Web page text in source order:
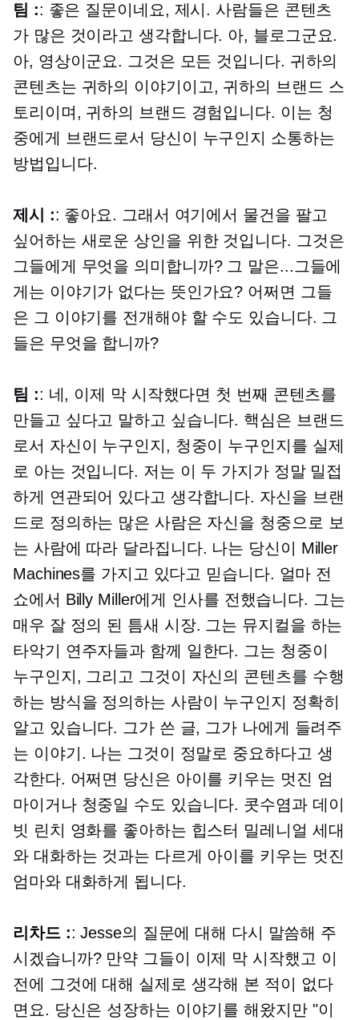
팀 :: 좋은 질문이네요, 제시. 사람들은 콘텐츠
가 많은 것이라고 생각합니다. 아, 블로그군요.
아, 영상이군요. 그것은 모든 것입니다. 귀하의
콘텐츠는 귀하의 이야기이고, 귀하의 브랜드 스
토리이며, 귀하의 브랜드 경험입니다. 이는 청
중에게 브랜드로서 당신이 누구인지 소통하는
방법입니다.
제시 :: 좋아요. 그래서 여기에서 물건을 팔고
싶어하는 새로운 상인을 위한 것입니다. 그것은
그들에게 무엇을 의미합니까? 그 말은...그들에
게는 이야기가 없다는 뜻인가요? 어쩌면 그들
은 그 이야기를 전개해야 할 수도 있습니다. 그
들은 무엇을 합니까?
팀 :: 네, 이제 막 시작했다면 첫 번째 콘텐츠를
만들고 싶다고 말하고 싶습니다. 핵심은 브랜드
로서 자신이 누구인지, 청중이 누구인지를 실제
로 아는 것입니다. 저는 이 두 가지가 정말 밀접
하게 연관되어 있다고 생각합니다. 자신을 브랜
드로 정의하는 많은 사람은 자신을 청중으로 보
는 사람에 따라 달라집니다. 나는 당신이 Miller
Machines를 가지고 있다고 믿습니다. 얼마 전
쇼에서 Billy Miller에게 인사를 전했습니다. 그는
매우 잘 정의 된 틈새 시장. 그는 뮤지컬을 하는
타악기 연주자들과 함께 일한다. 그는 청중이
누구인지, 그리고 그것이 자신의 콘텐츠를 수행
하는 방식을 정의하는 사람이 누구인지 정확히
알고 있습니다. 그가 쓴 글, 그가 나에게 들려주
는 이야기. 나는 그것이 정말로 중요하다고 생
각한다. 어쩌면 당신은 아이를 키우는 멋진 엄
마이거나 청중일 수도 있습니다. 콧수염과 데이
빗 린치 영화를 좋아하는 힙스터 밀레니얼 세대
와 대화하는 것과는 다르게 아이를 키우는 멋진
엄마와 대화하게 됩니다.
리차드 :: Jesse의 질문에 대해 다시 말씀해 주
시겠습니까? 만약 그들이 이제 막 시작했고 이
전에 그것에 대해 실제로 생각해 본 적이 없다
면요. 당신은 성장하는 이야기를 해왔지만 "이